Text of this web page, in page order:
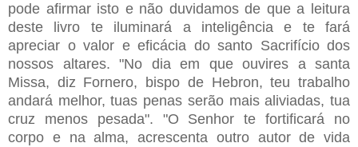
pode afirmar isto e não duvidamos de que a leitura
deste livro te iluminará a inteligência e te fará
apreciar o valor e eficácia do santo Sacrifício dos
nossos altares. "No dia em que ouvires a santa
Missa, diz Fornero, bispo de Hebron, teu trabalho
andará melhor, tuas penas serão mais aliviadas, tua
cruz menos pesada". "O Senhor te fortificará no
corpo e na alma, acrescenta outro autor de vida